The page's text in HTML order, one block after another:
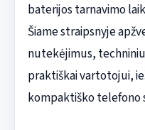
baterijos tarnavimo
Šiame straipsnyje
nutekėjimus,
praktiškai vartotojui,
kompaktiško telefono